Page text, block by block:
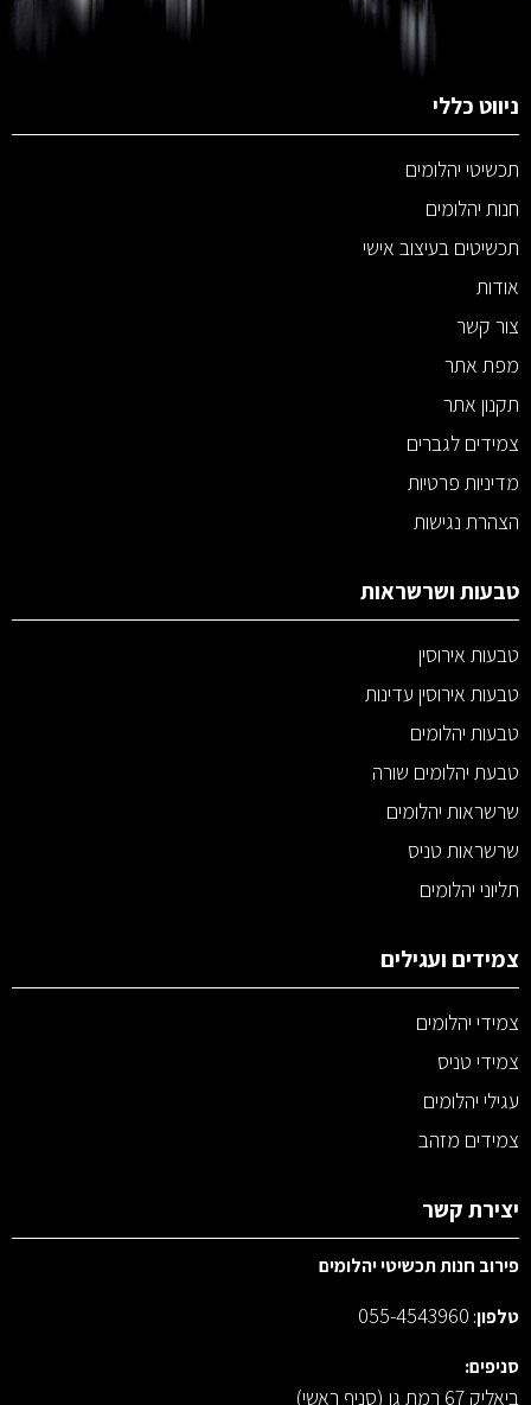
ניווט כללי
תכשיטי יהלומים
חנות יהלומים
תכשיטים בעיצוב אישי
אודות
צור קשר
מפת אתר
תקנון אתר
צמידים לגברים
מדיניות פרטיות
הצהרת נגישות
טבעות ושרשראות
טבעות אירוסין
טבעות אירוסין עדינות
טבעות יהלומים
טבעת יהלומים שורה
שרשראות יהלומים
שרשראות טניס
תליוני יהלומים
צמידים ועגילים
צמידי יהלומים
צמידי טניס
עגילי יהלומים
צמידים מזהב
יצירת קשר
פירוב חנות תכשיטי יהלומים
טלפון:
055-4543960
סניפים:
ביאליק 67 רמת גן (סניף ראשי)